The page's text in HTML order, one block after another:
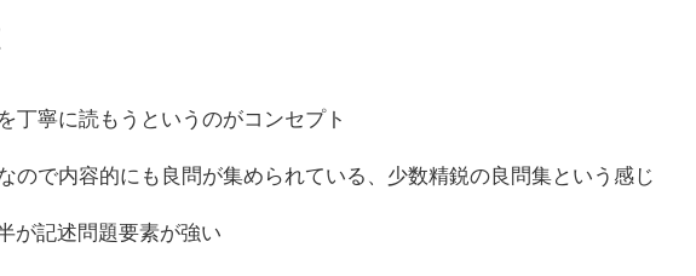
丁寧に読もうというのがコンセプト
ので内容的にも良問が集められている、少数精鋭の良問集という感じ
が記述問題要素が強い